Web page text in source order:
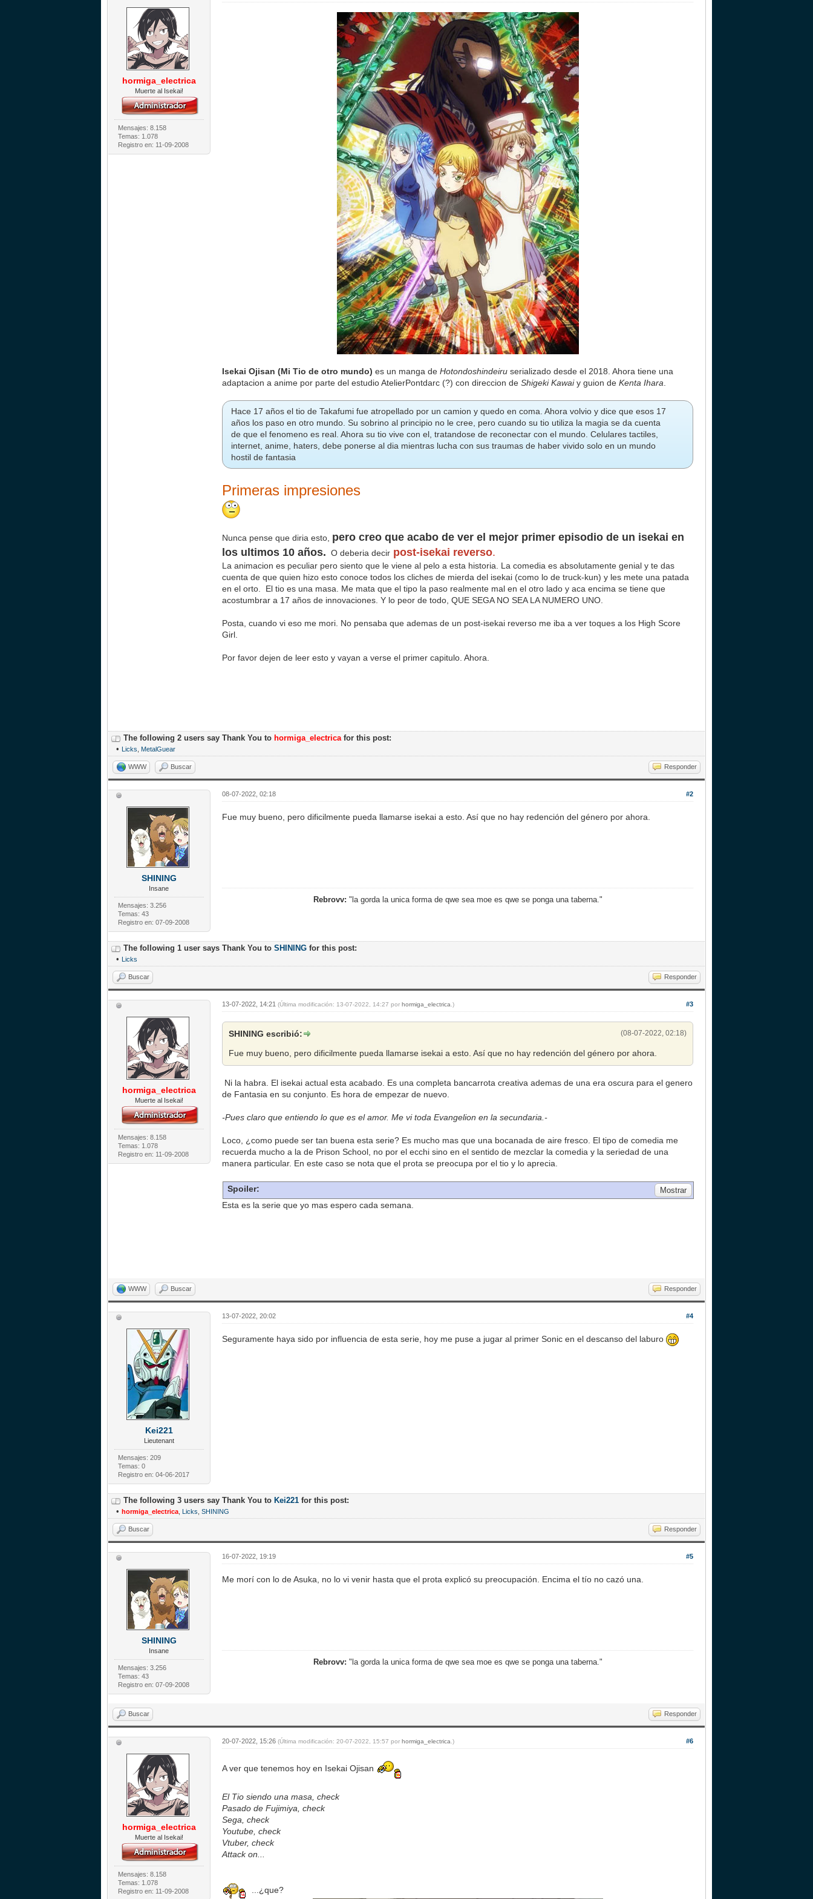
hormiga_electrica
Muerte al Isekai!
Mensajes: 8.158
Temas: 1.078
Registro en: 11-09-2008
Isekai Ojisan (Mi Tio de otro mundo) es un manga de Hotondoshindeiru serializado desde el 2018. Ahora tiene una
adaptacion a anime por parte del estudio AtelierPontdarc (?) con direccion de Shigeki Kawaiy guion deKenta Ihara
Hace 17 años el tio de Takafumi fue atropellado por un camion y quedo en coma. Ahora volvio y dice que esos 17
años los paso en otro mundo. Su sobrino al principio no le cree, pero cuando su tio utiliza la magia se da cuenta
de que el fenomeno es real. Ahora su tio vive con el, tratandose de reconectar con el mundo. Celulares tactiles,
internet, anime, haters, debe ponerse al dia mientras lucha con sus traumas de haber vivido solo en un mundo
hostil de fantasia
Primeras impresiones
Nunca pense que diria esto, pero creo que acabo de ver el mejor primer episodio de un isekai en
los ultimos 10 años. O deberia decir post-isekai reverso.
La animacion es peculiar pero siento que le viene al pelo a esta historia. La comedia es absolutamente genial y te das
cuenta de que quien hizo esto conoce todos los cliches de mierda del isekai (como lo de truck-kun) y les mete una patada
en el orto. El tio es una masa. Me mata que el tipo la paso realmente mal en el otro lado y aca encima se tiene que
acostumbrar a 17 años de innovaciones. Y lo peor de todo, QUE SEGA NO SEA LA NUMERO UNO.
Posta, cuando vi eso me mori. No pensaba que ademas de un post-isekai reverso me iba a ver toques a los High Score
Girl.
Por favor dejen de leer esto y vayan a verse el primer capitulo. Ahora.
The following 2 users say Thank You to hormiga_electricafor this post:
• Licks MetalGuear
WWW Buscar Responder
SHINING
Insane
Mensajes: 3.256
Temas: 43
Registro en: 07-09-2008
#2
08-07-2022, 02:18
Fue muy bueno, pero dificilmente pueda llamarse isekai a esto. Así que no hay redención del género por ahora.
Rebrovv: "la gorda la unica forma de qwe sea moe es qwe se ponga una taberna."
The following 1 user says Thank You to SHINING for this post:
• Licks
Buscar Responder
hormiga_electrica
Muerte al Isekai!
Mensajes: 8.158
Temas: 1.078
Registro en: 11-09-2008
#3
13-07-2022, 14:21(Última modificación: 13-07-2022, 14:27 porhormiga_electrica .)
(08-07-2022, 02:18)
SHINING escribió:
Fue muy bueno, pero dificilmente pueda llamarse isekai a esto. Así que no hay redención del género por ahora.
Ni la habra. El isekai actual esta acabado. Es una completa bancarrota creativa ademas de una era oscura para el genero
de Fantasia en su conjunto. Es hora de empezar de nuevo.
-Pues claro que entiendo lo que es el amor. Me vi toda Evangelion en la secundaria.-
Loco, ¿como puede ser tan buena esta serie? Es mucho mas que una bocanada de aire fresco. El tipo de comedia me
recuerda mucho a la de Prison School, no por el ecchi sino en el sentido de mezclar la comedia y la seriedad de una
manera particular. En este caso se nota que el prota se preocupa por el tio y lo aprecia.
Spoiler:
Esta es la serie que yo mas espero cada semana.
WWW Buscar Responder
Kei221
Lieutenant
Mensajes: 209
Temas: 0
Registro en: 04-06-2017
#4
13-07-2022, 20:02
Seguramente haya sido por influencia de esta serie, hoy me puse a jugar al primer Sonic en el descanso del laburo
The following 3 users say Thank You to Kei221 for this post:
• hormiga_electrica Licks SHINING
Buscar Responder
SHINING
Insane
Mensajes: 3.256
Temas: 43
Registro en: 07-09-2008
#5
16-07-2022, 19:19
Me morí con lo de Asuka, no lo vi venir hasta que el prota explicó su preocupación. Encima el tío no cazó una.
Rebrovv: "la gorda la unica forma de qwe sea moe es qwe se ponga una taberna."
Buscar Responder
hormiga_electrica
Muerte al Isekai!
Mensajes: 8.158
Temas: 1.078
Registro en: 11-09-2008
#6
20-07-2022, 15:26(Última modificación: 20-07-2022, 15:57 porhormiga_electrica .)
A ver que tenemos hoy en Isekai Ojisan
El Tio siendo una masa, check
Pasado de Fujimiya, check
Sega, check
Youtube, check
Vtuber, check
Attack on...
...¿que?